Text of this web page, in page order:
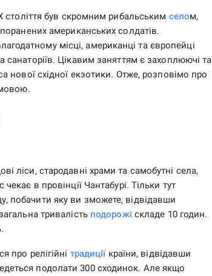
століття був скромним рибальським селом,
американських солдатів.
місці, американці та європейці
санаторіїв. Цікавим заняттям є захоплюючі та
нової східної екзотики. Отже, розповімо про
ліси, стародавні храми та самобутні села,
чекає в провінції Чантабурі. Тільки тут
побачити яку ви зможете, відвідавши
тривалість подорожі складе 10 годин.
про релігійні традиціїкраїни, відвідавши
подолати 300 сходинок. Але якщо